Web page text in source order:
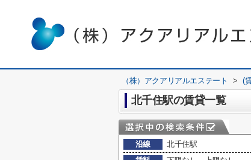
（株）アクアリアルエステート > (
北千住駅の賃貸一覧
沿線
北千住駅